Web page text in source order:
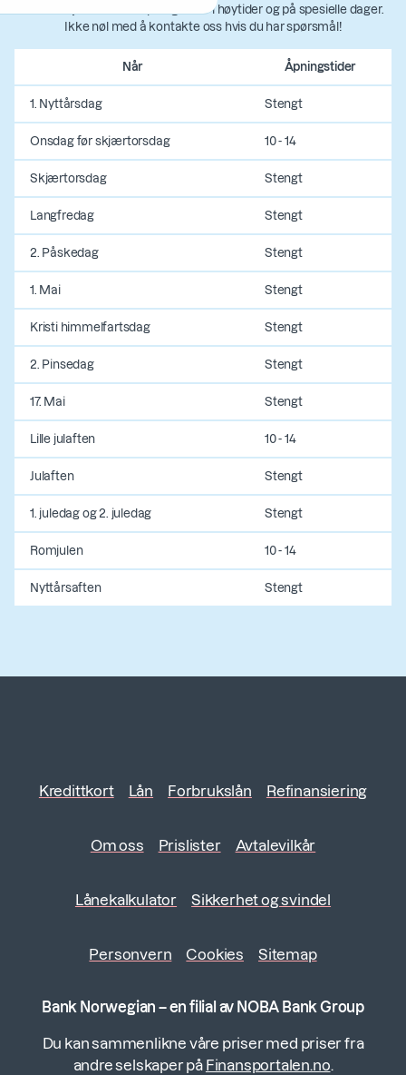
informasjon om våre åpningstider i høytider og på spesielle dager.
Ikke nøl med å kontakte oss hvis du har spørsmål!
Når Åpningstider
1. Nyttårsdag Stengt
Onsdag før skjærtorsdag 10 - 14
Skjærtorsdag Stengt
Langfredag Stengt
2. Påskedag Stengt
1. Mai Stengt
Kristi himmelfartsdag Stengt
2. Pinsedag Stengt
17. Mai Stengt
Lille julaften 10 - 14
Julaften Stengt
1. juledag og 2. juledag Stengt
Romjulen 10 - 14
Nyttårsaften Stengt
Kredittkort Lån Forbrukslån Refinansiering
Om oss Prislister Avtalevilkår
Lånekalkulator Sikkerhet og svindel
Personvern Cookies Sitemap
Bank Norwegian – en filial av NOBA Bank Group
Du kan sammenlikne våre priser med priser fra
andre selskaper på Finansportalen.no.